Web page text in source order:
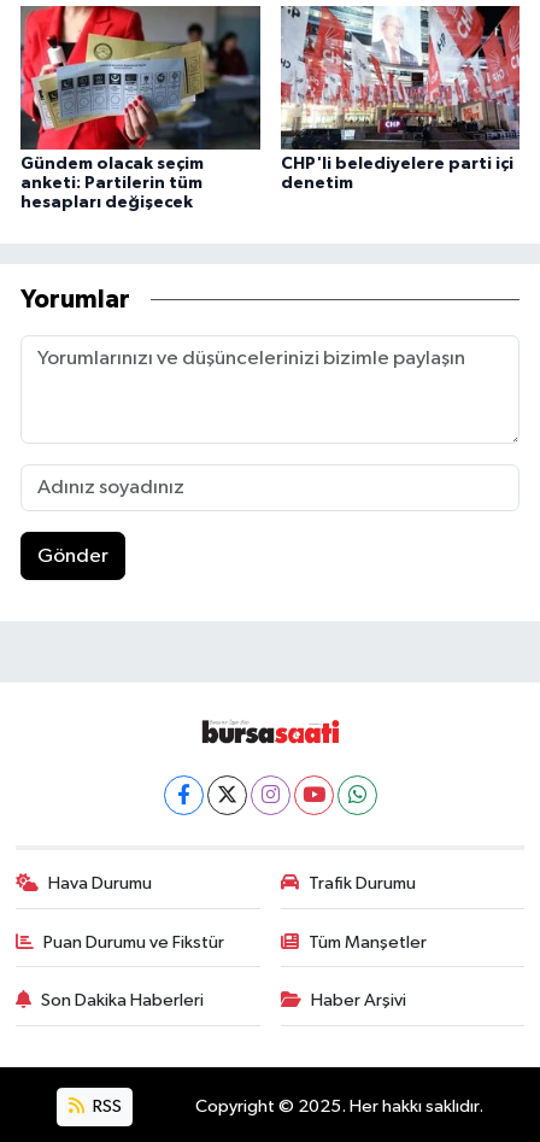
Gündem olacak seçim
anketi: Partilerin tüm
hesapları değişecek
CHP'li belediyelere parti içi
denetim
Yorumlar
Gönder
Hava Durumu Trafik Durumu
Puan Durumu ve Fikstür Tüm Manşetler
Son Dakika Haberleri Haber Arşivi
RSS Copyright © 2025. Her hakkı saklıdır.